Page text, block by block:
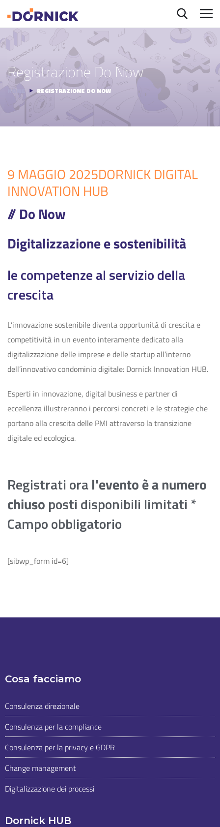
Registrazione Do Now
HOME REGISTRAZIONE DO NOW
9 MAGGIO 2025DORNICK DIGITAL
INNOVATION HUB
// Do Now
Digitalizzazione e sostenibilità
le competenze al servizio della
crescita
L’innovazione sostenibile diventa opportunità di crescita e
competitività in un evento interamente dedicato alla
digitalizzazione delle imprese e delle startup all’interno
dell’innovativo condominio digitale: Dornick Innovation HUB.
Esperti in innovazione, digital business e partner di
eccellenza illustreranno i percorsi concreti e le strategie che
portano alla crescita delle PMI attraverso la transizione
digitale ed ecologica.
Registrati oral'evento è a numero
chiuso posti disponibili limitati *
Campo obbligatorio
[sibwp_form id=6]
Cosa facciamo
Consulenza direzionale
Consulenza per la compliance
Consulenza per la privacy e GDPR
Change management
Digitalizzazione dei processi
Dornick HUB